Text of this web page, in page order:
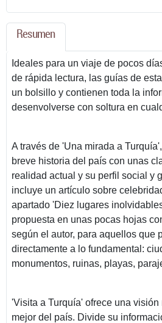
Resumen
Ideales para un viaje de pocos
de rápida lectura, las guías de
un bolsillo y contienen toda la
desenvolverse con soltura en
A través de 'Una mirada a
breve historia del país con unas
realidad actual y su perfil social y
incluye un artículo sobre
apartado 'Diez lugares
propuesta en unas pocas hojas
según el autor, para aquellos que
directamente a lo fundamental:
monumentos, ruinas, playas,
'Visita a Turquía' ofrece una
mejor del país. Divide su